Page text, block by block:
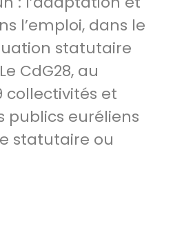
l’emploi, dans le
statutaire
CdG28, au
collectivités et
publics euréliens
statutaire ou